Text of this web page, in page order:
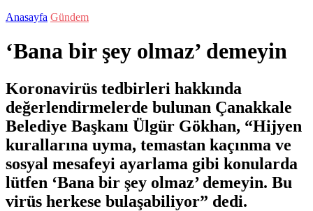
Anasayfa Gündem
‘Bana bir şey olmaz’ demeyin
Koronavirüs tedbirleri hakkında
değerlendirmelerde bulunan Çanakkale
Belediye Başkanı Ülgür Gökhan, “Hijyen
kurallarına uyma, temastan kaçınma ve
sosyal mesafeyi ayarlama gibi konularda
lütfen ‘Bana bir şey olmaz’ demeyin. Bu
virüs herkese bulaşabiliyor” dedi.